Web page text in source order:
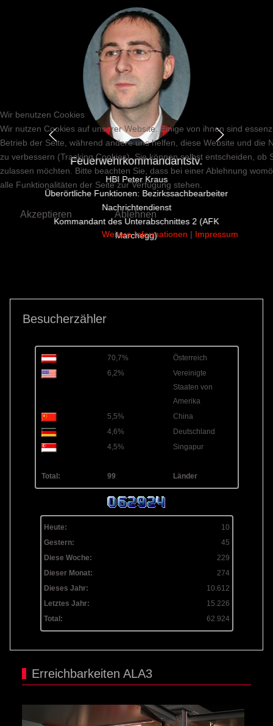
Feuerwehrkommandantstv.
HBI Peter Kraus
Überörtliche Funktionen: Bezirkssachbearbeiter
Nachrichtendienst
Kommandant des Unterabschnittes 2 (AFK
Marchegg)
Besucherzähler
70,7%
Österreich
6,2%
Vereinigte
Staaten von
Amerika
5,5%
China
4,6%
Deutschland
4,5%
Singapur
Total: 99 Länder
Heute:
10
Gestern:
45
Diese Woche:
229
Dieser Monat:
274
Dieses Jahr:
10.612
Letztes Jahr:
15.226
Total:
62.924
Erreichbarkeiten ALA3
Wir benutzen Cookies
Wir nutzen Cookies auf unserer Website. Einige von ihnen sind
Betrieb der Seite, während andere uns helfen, diese Website und die
zu verbessern (Tracking Cookies). Sie können selbst entscheiden, ob
zulassen möchten. Bitte beachten Sie, dass bei einer Ablehnung
alle Funktionalitäten der Seite zur Verfügung stehen.
Akzeptieren Ablehnen
Weitere Informationen | Impressum